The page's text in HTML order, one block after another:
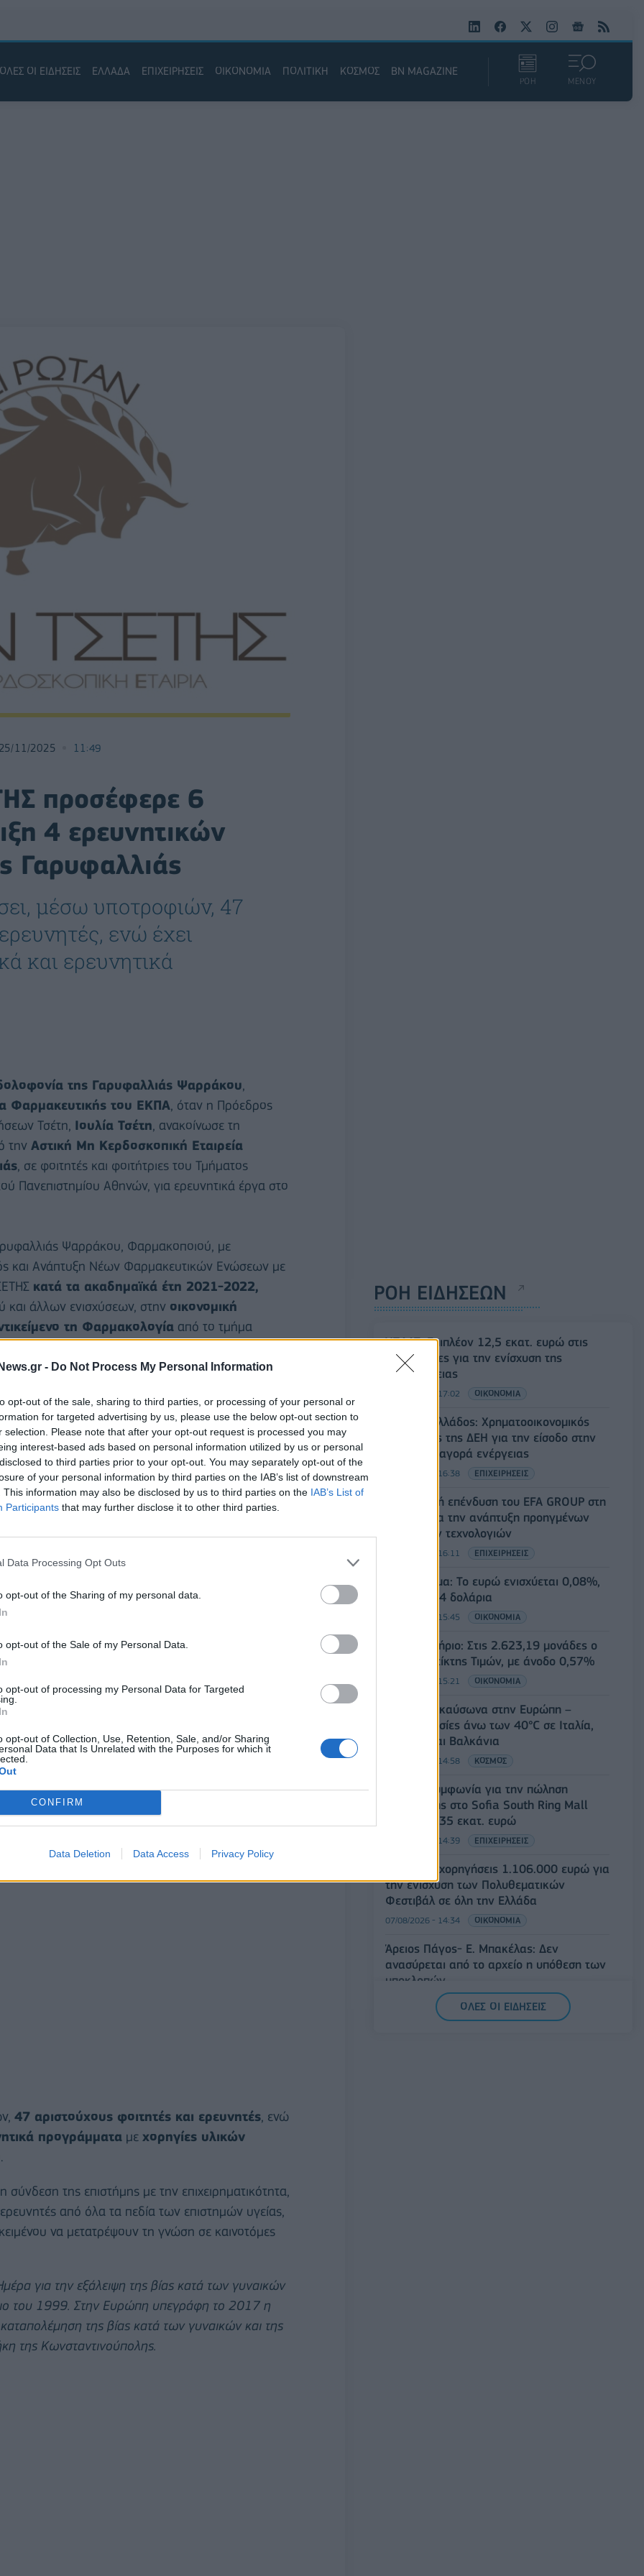
- Do Not Process My Personal Information
opt-out of the sale, sharing to third parties, or processing of your personal or
for targeted advertising by us, please use the below opt-out section to
selection. Please note that after your opt-out request is processed you may
interest-based ads based on personal information utilized by us or personal
to third parties prior to your opt-out. You may separately opt-out of the
of your personal information by third parties on the IAB’s list of downstream
This information may also be disclosed by us to third parties on the IAB’s List of
Participants that may further disclose it to other third parties.
Data Processing Opt Outs
opt-out of the Sharing of my personal data.
opt-out of the Sale of my Personal Data.
opt-out of processing my Personal Data for Targeted
opt-out of Collection, Use, Retention, Sale, and/or Sharing
Data that Is Unrelated with the Purposes for which it
CONFIRM
Data Deletion Data Access Privacy Policy
ΟΛΕΣ ΟΙ ΕΙΔΗΣΕΙΣ ΕΛΛΑΔΑ ΕΠΙΧΕΙΡΗΣΕΙΣ ΟΙΚΟΝΟΜΙΑ ΠΟΛΙΤΙΚΗ ΚΟΣΜΟΣ BN MAGAZINE
ΡΟΗ ΜΕΝΟΥ
25/11/2025 11:49
προσέφερε 6
4 ερευνητικών
Γαρυφαλλιάς
μέσω υποτροφιών, 47
ενώ έχει
και ερευνητικά
της Γαρυφαλλιάς Ψαρράκου,
Φαρμακευτικής του ΕΚΠΑ, όταν η Πρόεδρος
Τσέτη, Ιουλία Τσέτη, ανακοίνωσε τη
την Αστική Μη Κερδοσκοπική Εταιρεία
, σε φοιτητές και φοιτήτριες του Τμήματος
Πανεπιστημίου Αθηνών, για ερευνητικά έργα στο
Ψαρράκου, Φαρμακοποιού, με
και Ανάπτυξη Νέων Φαρμακευτικών Ενώσεων με
κατά τα ακαδημαϊκά έτη 2021-2022,
και άλλων ενισχύσεων, στην οικονομική
τη Φαρμακολογία από το τμήμα
τα αντίστοιχα αιτήματα ενίσχυσης.
αυτών,απονεμήθηκαν συνολικά 6 υποτροφίες
Διπλώματος Ειδίκευσης «Σχεδιασμός και
Φαρμακολογία» και Υποψήφιους
το οποίο ήταν και το αντικείμενο της
υπό την επίβλεψη
επιπλέον έργου
με την αντίστοιχη απονομή
το οποίο αυτή την περίοδο είναι υπό εκπόνηση
Νοέμβριο του 2017, εις μνήμην του ιδρυτή του
και ερευνητή Κλέωνα Τσέτη,
να στηρίξει και να ενισχύσει τη δημιουργική
47 αριστούχους φοιτητές και ερευνητές, ενώ
προγράμματα με χορηγίες υλικών
.
της επιστήμης με την επιχειρηματικότητα,
από όλα τα πεδία των επιστημών υγείας,
να μετατρέψουν τη γνώση σε καινοτόμες
για την εξάλειψη της βίας κατά των γυναικών
του 1999. Στην Ευρώπη υπεγράφη το 2017 η
της βίας κατά των γυναικών και της
της Κωνσταντινούπολης.
ΡΟΗ ΕΙΔΗΣΕΩΝ
ΥΠΑΑΤ: Επιπλέον 12,5 εκατ. ευρώ στις
Περιφέρειες για την ενίσχυση της
βιοασφάλειας
07/08/2026 - 17:02 ΟΙΚΟΝΟΜΙΑ
Deloitte Ελλάδος: Χρηματοοικονομικός
σύμβουλος της ΔΕΗ για την είσοδο στην
πολωνική αγορά ενέργειας
07/08/2026 - 16:38 ΕΠΙΧΕΙΡΗΣΕΙΣ
Στρατηγική επένδυση του EFA GROUP στη
Fractal για την ανάπτυξη προηγμένων
αμυντικών τεχνολογιών
07/08/2026 - 16:11 ΕΠΙΧΕΙΡΗΣΕΙΣ
Συνάλλαγμα: Το ευρώ ενισχύεται 0,08%,
στα 1,1534 δολάρια
07/08/2026 - 15:45 ΟΙΚΟΝΟΜΙΑ
Χρηματιστήριο: Στις 2.623,19 μονάδες ο
Γενικός Δείκτης Τιμών, με άνοδο 0,57%
07/08/2026 - 15:21 ΟΙΚΟΝΟΜΙΑ
Νέο κύμα καύσωνα στην Ευρώπη –
Θερμοκρασίες άνω των 40°C σε Ιταλία,
Ισπανία και Βαλκάνια
07/08/2026 - 14:58 ΚΟΣΜΟΣ
Fourlis: Συμφωνία για την πώληση
συμμετοχής στο Sofia South Ring Mall
έναντι 49,35 εκατ. ευρώ
07/08/2026 - 14:39 ΕΠΙΧΕΙΡΗΣΕΙΣ
ΥΠΠΟ: Επιχορηγήσεις 1.106.000 ευρώ για
την ενίσχυση των Πολυθεματικών
Φεστιβάλ σε όλη την Ελλάδα
07/08/2026 - 14:34 ΟΙΚΟΝΟΜΙΑ
Άρειος Πάγος- Ε. Μπακέλας: Δεν
ανασύρεται από το αρχείο η υπόθεση των
υποκλοπών
07/08/2026 - 14:11 ΕΛΛΑΔΑ
ΟΛΕΣ ΟΙ ΕΙΔΗΣΕΙΣ